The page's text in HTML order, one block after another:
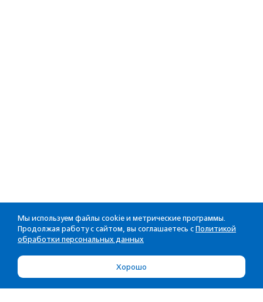
Мы используем файлы cookie и метрические программы.
Продолжая работу с сайтом, вы соглашаетесь с Политикой
обработки персональных данных
Хорошо